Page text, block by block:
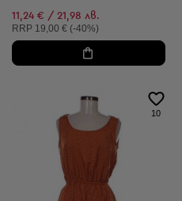
11,24 € / 21,98 лв.
Препоръчителна цена:
RRP 19,00 € (-40%)
10